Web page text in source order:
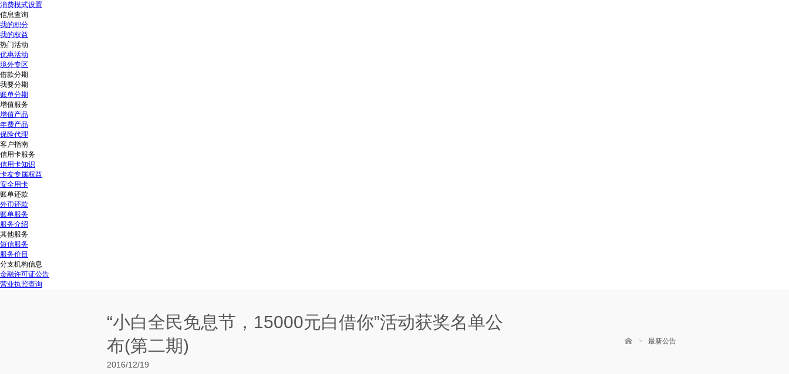
消费模式设置
信息查询
我的积分
我的权益
热门活动
优惠活动
境外专区
借款分期
我要分期
账单分期
增值服务
增值产品
年费产品
保险代理
客户指南
信用卡服务
信用卡知识
卡友专属权益
安全用卡
账单还款
外币还款
账单服务
服务介绍
其他服务
短信服务
服务价目
分支机构信息
金融许可证公告
营业执照查询
“小白全民免息节，15000元白借你”活动获奖名单公
布(第二期)
2016/12/19
> 最新公告